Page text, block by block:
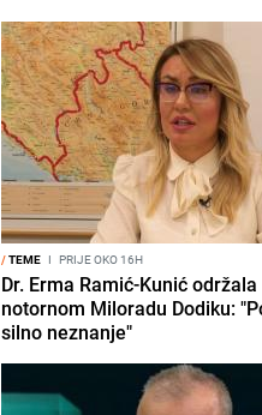
/TEME I PRIJE OKO 16H
Dr. Erma Ramić-Kunić
notornom Miloradu Dodiku:
silno neznanje"